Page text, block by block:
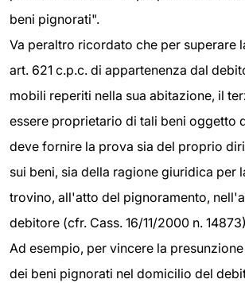
beni pignorati".
Va peraltro ricordato che per superare
art. 621 c.p.c. di appartenenza dal
mobili reperiti nella sua abitazione, il
essere proprietario di tali beni oggetto
deve fornire la prova sia del proprio
sui beni, sia della ragione giuridica per
trovino, all'atto del pignoramento,
debitore (cfr. Cass. 16/11/2000 n.
Ad esempio, per vincere la
dei beni pignorati nel domicilio del